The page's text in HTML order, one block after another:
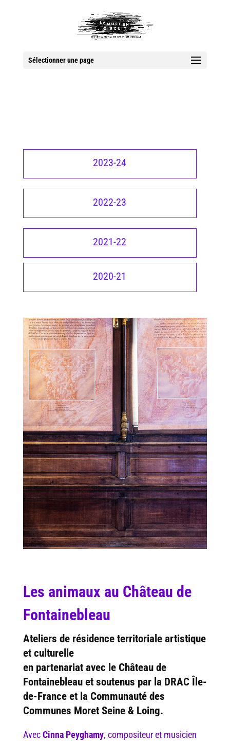
Sélectionner une page
2023-24
2022-23
2021-22
2020-21
Les animaux au Château de
Fontainebleau
Ateliers de résidence territoriale artistique
et culturelle
en partenariat avec le Château de
Fontainebleau et soutenus par la DRAC Île-
de-France et la Communauté des
Communes Moret Seine & Loing.
AvecCinna Peyghamy, compositeur et musicien